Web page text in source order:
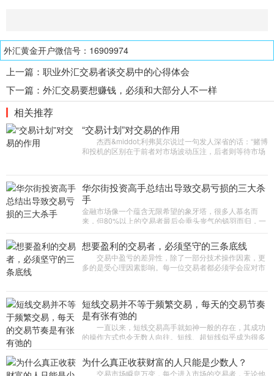
外汇黄金开户微信号：16909974
上一篇： 职业外汇交易者谈交易中的心得体会
下一篇： 外汇交易要想赚钱，必须和大部分人不一样
相关推荐
“交易计划”对交易的作用
杰西&middot;利弗莫尔说过一句发人深省的话：“赌博
和投机的区别在于前者对市场波动压注，后者则等待市场
华尔街投资高手总结出导致交易亏损的三大杀
手
金融市场像一个蕴含无限希望的象牙塔，很多人慕名而
来，但80%以上的交易者最后会垂头丧气的铩羽而归，一
一位曾在“对冲基
想要盈利的交易者，必须坚守的三条底线
交易中盈亏的差异性，除了一部分技术操作因素，更
多的是受心理因素影响。每一位交易者都必须学会应对市
短线交易并不等于频繁交易，每天的交易节奏
是有张有弛的
一直以来，短线交易高手就如神一般的存在，其成功
的操作方式也令无数人向往。短线、超短线似乎成为很多
竞争最激烈、难度
为什么真正收获财富的人只能是少数人？
交易市场瞬息万变，每个进入市场的交易者，无论他